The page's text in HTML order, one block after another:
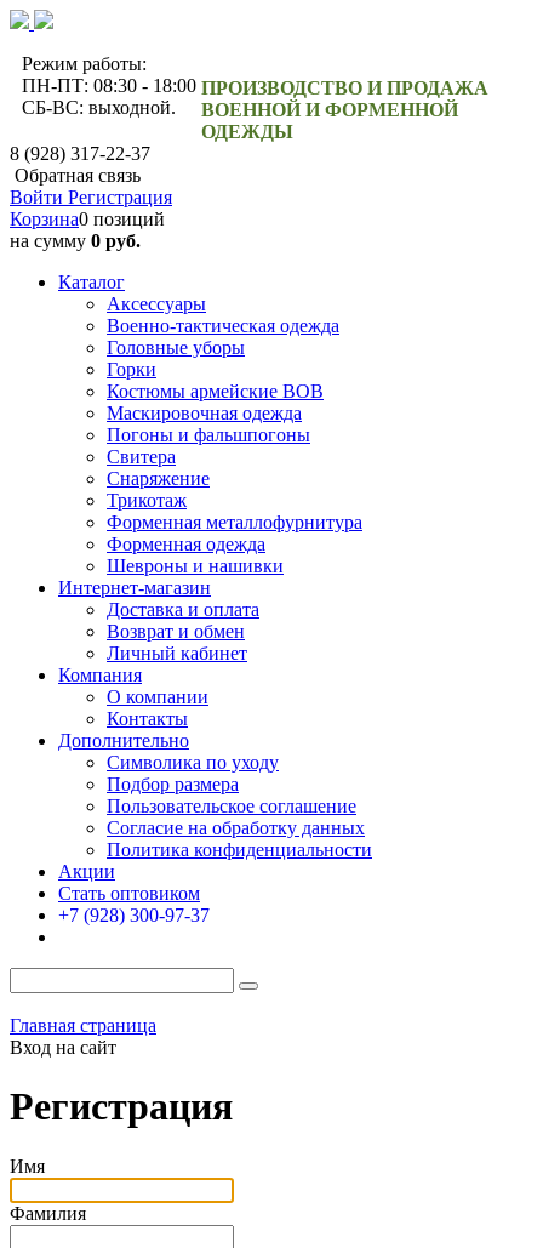
Режим работы:
ПН-ПТ: 08:30 - 18:00
СБ-ВС: выходной.
ПРОИЗВОДСТВО И ПРОДАЖА
ВОЕННОЙ И ФОРМЕННОЙ
ОДЕЖДЫ
8 (928) 317-22-37
Обратная связь
Войти Регистрация
Корзина0 позиций
на сумму 0 руб.
Каталог
Аксессуары
Военно-тактическая одежда
Головные уборы
Горки
Костюмы армейские ВОВ
Маскировочная одежда
Погоны и фальшпогоны
Свитера
Снаряжение
Трикотаж
Форменная металлофурнитура
Форменная одежда
Шевроны и нашивки
Интернет-магазин
Доставка и оплата
Возврат и обмен
Личный кабинет
Компания
О компании
Контакты
Дополнительно
Символика по уходу
Подбор размера
Пользовательское соглашение
Согласие на обработку данных
Политика конфиденциальности
Акции
Стать оптовиком
+7 (928) 300-97-37
Главная страница
Вход на сайт
Регистрация
Имя
Фамилия